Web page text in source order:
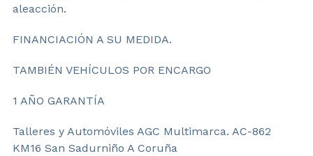
aleacción.
FINANCIACIÓN A SU MEDIDA.
TAMBIÉN VEHÍCULOS POR ENCARGO
1 AÑO GARANTÍA
Talleres y Automóviles AGC Multimarca. AC-862
KM16 San Sadurniño A Coruña